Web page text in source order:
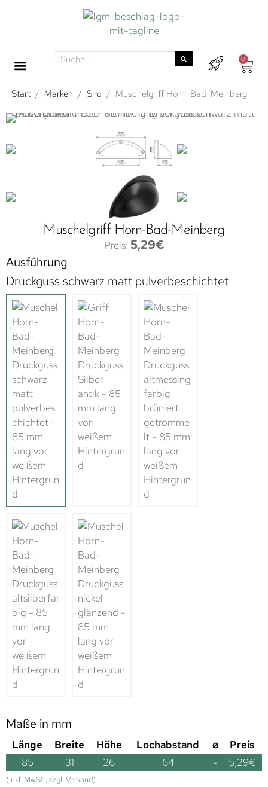
0
Start / Marken / Siro / Muschelgriff Horn-Bad-Meinberg
Muschelgriff Horn-Bad-Meinberg
5,29€
Ausführung
Druckguss schwarz matt pulverbeschichtet
Maße in mm
Länge Breite Höhe Lochabstand ⌀
Preis
85
31 26 64 - 5,29€
(inkl. MwSt., zzgl. Versand)